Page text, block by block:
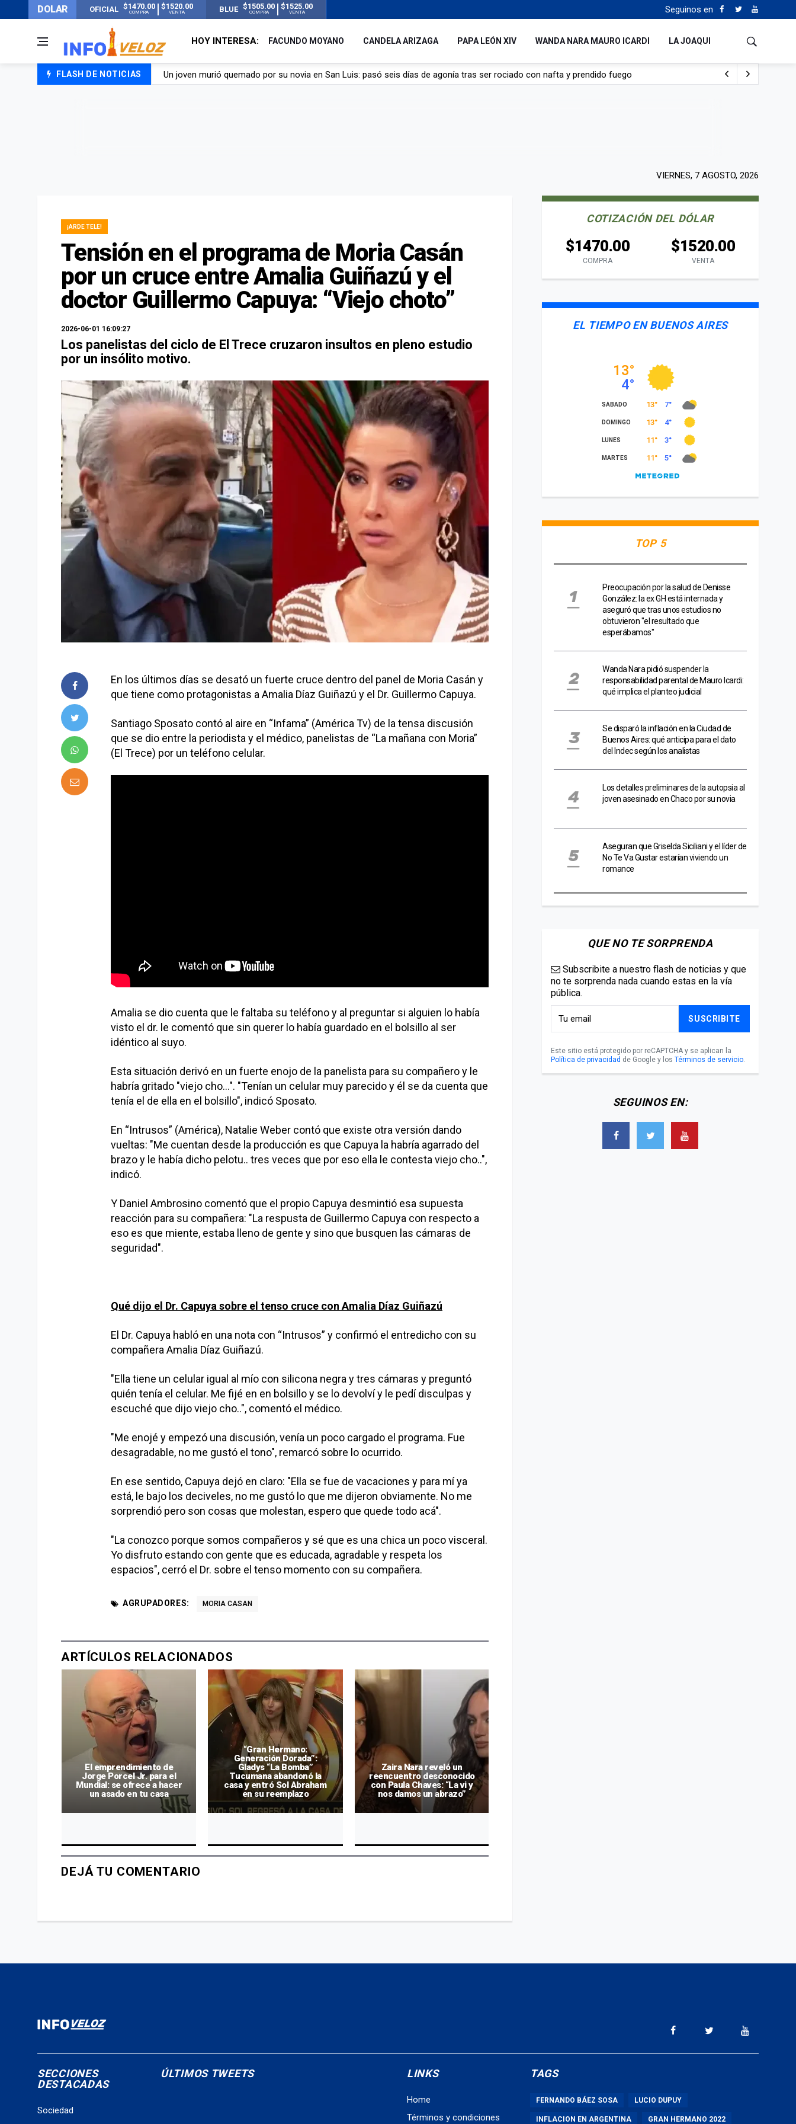
DOLAR OFICIAL $1470.00
COMPRA
$1520.00
VENTA BLUE $1505.00
COMPRA
$1525.00
VENTA Seguinos en
HOY INTERESA: FACUNDO MOYANO CANDELA ARIZAGA PAPA LEÓN XIV WANDA NARA MAURO ICARDI LA JOAQUI
FLASH DE NOTICIAS
Un joven murió quemado por su novia en San Luis: pasó seis días de agonía tras ser rociado con nafta y prendido fuego
VIERNES, 7 AGOSTO, 2026
¡ARDE TELE!
Tensión en el programa de Moria Casán
por un cruce entre Amalia Guiñazú y el
doctor Guillermo Capuya: “Viejo choto”
2026-06-01 16:09:27
Los panelistas del ciclo de El Trece cruzaron insultos en pleno estudio
por un insólito motivo.
En los últimos días se desató un fuerte cruce dentro del panel de Moria Casán y
que tiene como protagonistas a Amalia Díaz Guiñazú y el Dr. Guillermo Capuya.
Santiago Sposato contó al aire en “Infama” (América Tv) de la tensa discusión
que se dio entre la periodista y el médico, panelistas de “La mañana con Moria”
(El Trece) por un teléfono celular.
Amalia se dio cuenta que le faltaba su teléfono y al preguntar si alguien lo había
visto el dr. le comentó que sin querer lo había guardado en el bolsillo al ser
idéntico al suyo.
Esta situación derivó en un fuerte enojo de la panelista para su compañero y le
habría gritado "viejo cho...". "Tenían un celular muy parecido y él se da cuenta que
tenía el de ella en el bolsillo", indicó Sposato.
En “Intrusos” (América), Natalie Weber contó que existe otra versión dando
vueltas: "Me cuentan desde la producción es que Capuya la habría agarrado del
brazo y le había dicho pelotu.. tres veces que por eso ella le contesta viejo cho..",
indicó.
Y Daniel Ambrosino comentó que el propio Capuya desmintió esa supuesta
reacción para su compañera: "La respusta de Guillermo Capuya con respecto a
eso es que miente, estaba lleno de gente y sino que busquen las cámaras de
seguridad".
Qué dijo el Dr. Capuya sobre el tenso cruce con Amalia Díaz Guiñazú
El Dr. Capuya habló en una nota con “Intrusos” y confirmó el entredicho con su
compañera Amalia Díaz Guiñazú.
"Ella tiene un celular igual al mío con silicona negra y tres cámaras y preguntó
quién tenía el celular. Me fijé en en bolsillo y se lo devolví y le pedí disculpas y
escuché que dijo viejo cho..", comentó el médico.
"Me enojé y empezó una discusión, venía un poco cargado el programa. Fue
desagradable, no me gustó el tono", remarcó sobre lo ocurrido.
En ese sentido, Capuya dejó en claro: "Ella se fue de vacaciones y para mí ya
está, le bajo los deciveles, no me gustó lo que me dijeron obviamente. No me
sorprendió pero son cosas que molestan, espero que quede todo acá".
"La conozco porque somos compañeros y sé que es una chica un poco visceral.
Yo disfruto estando con gente que es educada, agradable y respeta los
espacios", cerró el Dr. sobre el tenso momento con su compañera.
AGRUPADORES: MORIA CASAN
ARTÍCULOS RELACIONADOS
El emprendimiento de
Jorge Porcel Jr. para el
Mundial: se ofrece a hacer
un asado en tu casa
“Gran Hermano:
Generación Dorada”:
Gladys “La Bomba”
Tucumana abandonó la
casa y entró Sol Abraham
en su reemplazo
Zaira Nara reveló un
reencuentro desconocido
con Paula Chaves: “La vi y
nos damos un abrazo”
DEJÁ TU COMENTARIO
COTIZACIÓN DEL DÓLAR
$1470.00
COMPRA
$1520.00
VENTA
EL TIEMPO EN BUENOS AIRES
TOP 5
Preocupación por la salud de Denisse
González: la ex GH está internada y
aseguró que tras unos estudios no
obtuvieron "el resultado que
esperábamos"
Wanda Nara pidió suspender la
responsabilidad parental de Mauro Icardi:
qué implica el planteo judicial
Se disparó la inflación en la Ciudad de
Buenos Aires: qué anticipa para el dato
del Indec según los analistas
Los detalles preliminares de la autopsia al
joven asesinado en Chaco por su novia
Aseguran que Griselda Siciliani y el líder de
No Te Va Gustar estarían viviendo un
romance
QUE NO TE SORPRENDA
Subscribite a nuestro flash de noticias y que
no te sorprenda nada cuando estas en la vía
pública.
SUSCRIBITE
Este sitio está protegido por reCAPTCHA y se aplican la
Política de privacidad de Google y los Términos de servicio.
SEGUINOS EN:
SECCIONES
DESTACADAS
Sociedad
ÚLTIMOS TWEETS LINKS
Home
Términos y condiciones
TAGS
FERNANDO BÁEZ SOSA LUCIO DUPUY
INFLACION EN ARGENTINA GRAN HERMANO 2022